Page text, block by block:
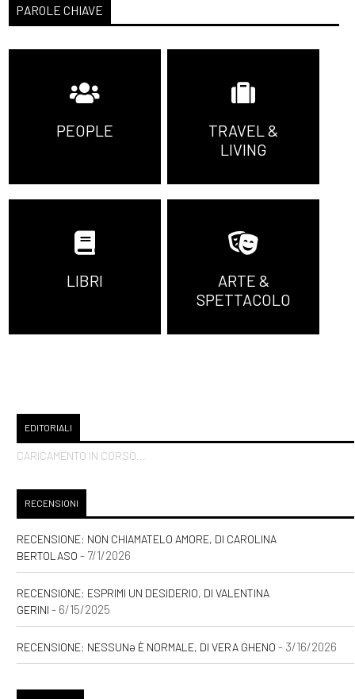
PAROLE CHIAVE
PEOPLE
TRAVEL &
LIVING
LIBRI
ARTE &
SPETTACOLO
EDITORIALI
CARICAMENTO IN CORSO...
RECENSIONI
RECENSIONE: NON CHIAMATELO AMORE, DI CAROLINA
BERTOLASO - 7/1/2026
RECENSIONE: ESPRIMI UN DESIDERIO, DI VALENTINA
GERINI - 6/15/2025
RECENSIONE: NESSUNƏ È NORMALE, DI VERA GHENO - 3/16/2026